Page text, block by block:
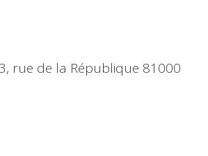
rue de la République 81000